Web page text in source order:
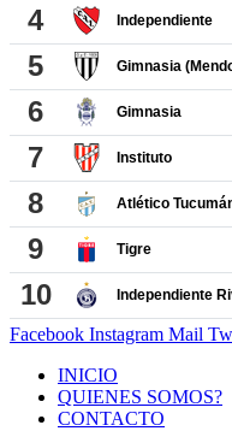
Facebook Instagram Mail
INICIO
QUIENES SOMOS?
CONTACTO